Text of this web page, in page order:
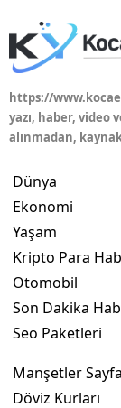
https://
yazı, haber, video
alınmadan,
Dünya
Ekonomi
Yaşam
Kripto Para
Otomobil
Son Dakika
Seo Paketleri
Manşetler
Döviz Kurları